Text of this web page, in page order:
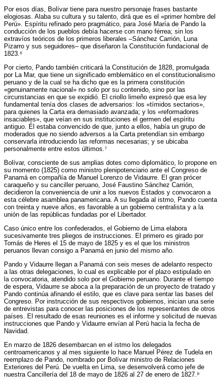
Por esos días, Bolívar tiene para nuestro personaje frases bastante
elogiosas. Alaba su cultura y su talento, dirá que es el «primer hombre del
Perú». Espíritu refinado pero pragmático, para José María de Pando la
conducción de los pueblos debía hacerse con mano férrea; sin los
extravíos teóricos de los primeros liberales –Sánchez Carrión, Luna
Pizarro y sus seguidores– que diseñaron la Constitución fundacional de
1823.⁶
Por cierto, Pando también criticará la Constitución de 1828, promulgada
por La Mar, que tiene un significado emblemático en el constitucionalismo
peruano y de la cual se ha dicho que es la primera constitución
«genuinamente nacional» no solo por su contenido, sino por las
circunstancias en que se expidió. El criollo limeño expresó que esa ley
fundamental tenía dos clases de adversarios: los «tímidos sectarios»,
para quienes la Carta era demasiado avanzada; y los «reformadores
insaciables», que veían en sus instituciones el germen del espíritu
antiguo. Él estaba convencido de que, junto a ellos, había un grupo de
moderados que no siendo adversos a la Carta pretendían sin embargo
conservarla introduciendo las reformas necesarias; y se ubicaba
personalmente entre estos últimos.⁷
Bolívar, consciente de sus amplias dotes como diplomático, lo propone en
su momento (1825) como ministro plenipotenciario ante el Congreso de
Panamá en compañía de Manuel Lorenzo de Vidaurre. El gran prócer
caraqueño y su canciller peruano, José Faustino Sánchez Carrión,
decidieron la conveniencia de unir a los nuevos Estados y convocaron a
esta célebre asamblea panamericana. A su llegada al istmo, Pando cuenta
con treinta y nueve años, es favorable a un gobierno centralista y a la
unión de las repúblicas fundadas por el Libertador.
Caso único entre los confederados, el Gobierno de Lima elabora
sucesivamente tres pliegos de instrucciones. El primero es girado por
Tomás de Heres el 15 de mayo de 1825 y es el que los ministros
peruanos llevan consigo a Panamá en junio del mismo año.
Pando y Vidaurre llegan a Panamá con seis meses de adelanto respecto
a las otras delegaciones, lo cual es explicable por el plazo estipulado en
la convocatoria, atendido solo por el Gobierno peruano. Durante el tiempo
de espera, Vidaurre se aboca a la preparación de un proyecto de tratado y
Pando continúa afinando el estilo, que es clave para sentar las bases del
Congreso. Por instrucción de sus respectivos gobiernos, inician una serie
de entrevistas para conocer las posiciones de los representantes de otros
países. El resultado de esas reuniones es el informe y solicitud de nuevas
instrucciones que Pando y Vidaurre envían al Perú hacia la fecha de
Navidad.
En marzo de 1826 desembarcan en el istmo los delegados
centroamericanos y al mes siguiente lo hace Manuel Pérez de Tudela en
reemplazo de Pando, nombrado por Bolívar ministro de Relaciones
Exteriores del Perú. De vuelta en Lima, se desenvolverá como jefe de
nuestra Cancillería del 18 de mayo de 1826 al 27 de enero de 1827.⁸